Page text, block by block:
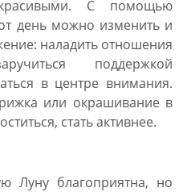
С помощью
день можно изменить и
наладить отношения
поддержкой
в центре внимания.
или окрашивание в
стать активнее.
Луну благоприятна, но